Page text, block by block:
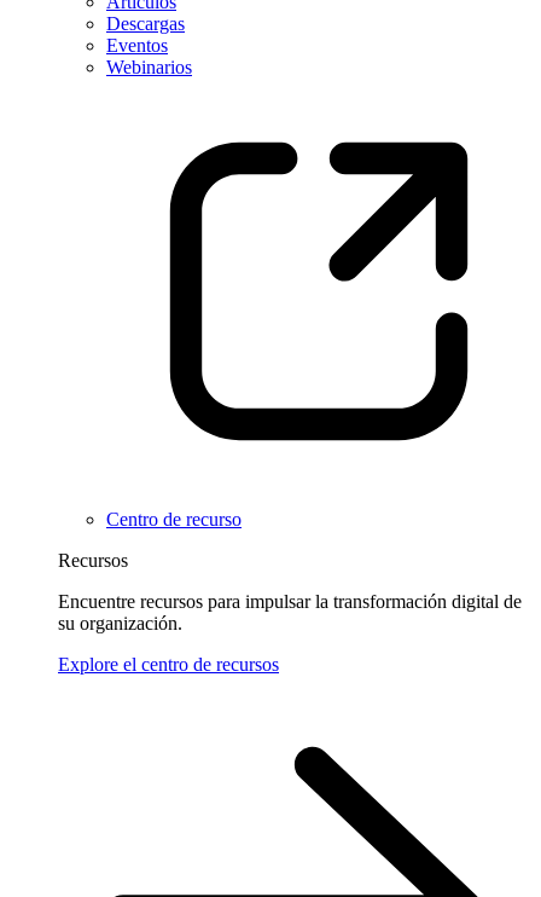
Descargas
Eventos
Webinarios
Centro de recurso
Recursos
Encuentre recursos para impulsar la transformación digital de
su organización.
Explore el centro de recursos